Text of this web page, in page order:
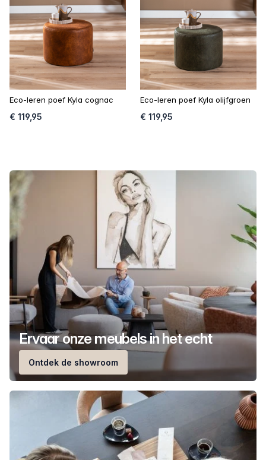
Eco-leren poef Kyla cognac
€ 119,95
Eco-leren poef Kyla olijfgroen
€ 119,95
Ervaar onze meubels in het echt
Ontdek de showroom